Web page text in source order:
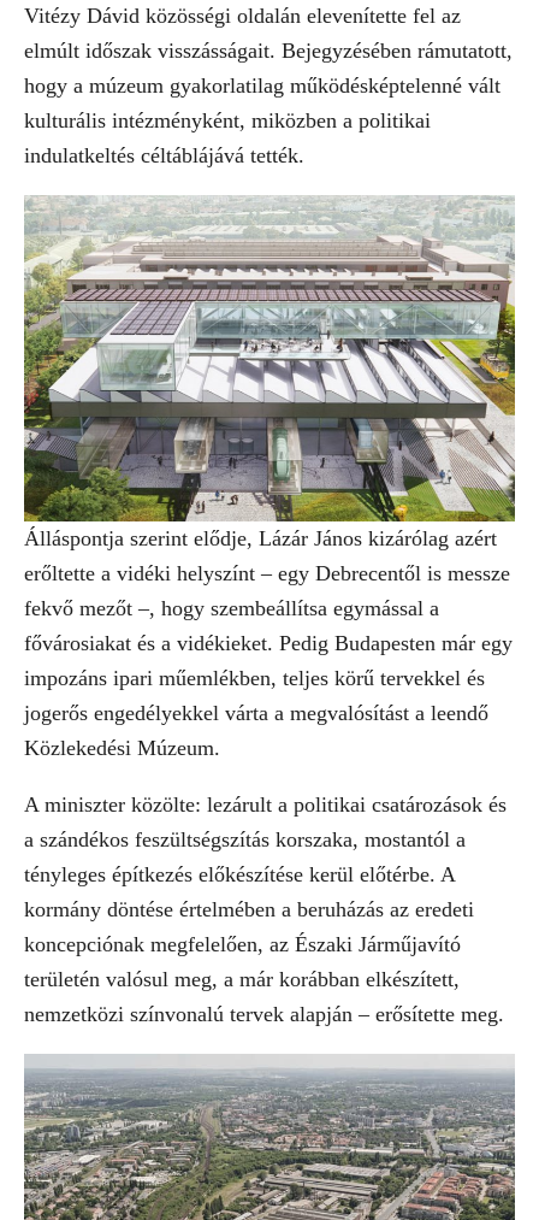
Vitézy Dávid közösségi oldalán elevenítette fel az
elmúlt időszak visszásságait. Bejegyzésében rámutatott,
hogy a múzeum gyakorlatilag működésképtelenné vált
kulturális intézményként, miközben a politikai
indulatkeltés céltáblájává tették.
Álláspontja szerint elődje, Lázár János kizárólag azért
erőltette a vidéki helyszínt – egy Debrecentől is messze
fekvő mezőt –, hogy szembeállítsa egymással a
fővárosiakat és a vidékieket. Pedig Budapesten már egy
impozáns ipari műemlékben, teljes körű tervekkel és
jogerős engedélyekkel várta a megvalósítást a leendő
Közlekedési Múzeum.
A miniszter közölte: lezárult a politikai csatározások és
a szándékos feszültségszítás korszaka, mostantól a
tényleges építkezés előkészítése kerül előtérbe. A
kormány döntése értelmében a beruházás az eredeti
koncepciónak megfelelően, az Északi Járműjavító
területén valósul meg, a már korábban elkészített,
nemzetközi színvonalú tervek alapján – erősítette meg.